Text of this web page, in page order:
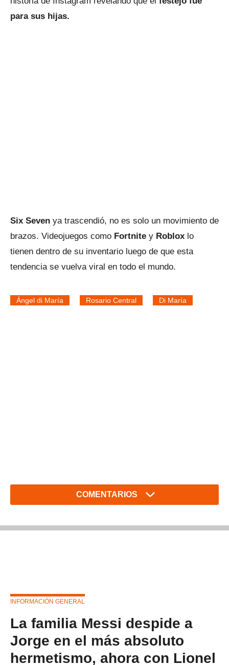
para sus hijas.
Six Seven ya trascendió, no es solo un movimiento de
brazos. Videojuegos como Fortnite y Roblox lo
tienen dentro de su inventario luego de que esta
tendencia se vuelva viral en todo el mundo.
Ángel di María Rosario Central Di María
COMENTARIOS